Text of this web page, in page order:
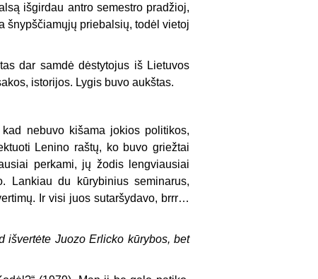
išgirdau antro semestro pradžioj,
šnypščiamųjų priebalsių, todėl vietoj
dar samdė dėstytojus iš Lietuvos
istorijos. Lygis buvo aukštas.
nebuvo kišama jokios politikos,
Lenino raštų, ko buvo griežtai
perkami, jų žodis lengviausiai
Lankiau du kūrybinius seminarus,
Ir visi juos sutaršydavo, brrr…
išvertėte Juozo Erlicko kūrybos, bet